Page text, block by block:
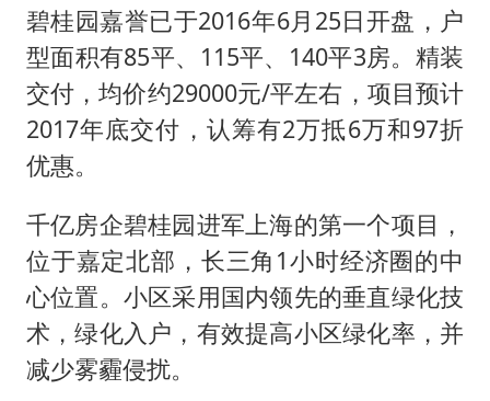
碧桂园嘉誉已于2016年6月25日开盘，户
型面积有85平、115平、140平3房。精装
交付，均价约29000元/平左右，项目预计
2017年底交付，认筹有2万抵6万和97折
优惠。
千亿房企碧桂园进军上海的第一个项目，
位于嘉定北部，长三角1小时经济圈的中
心位置。小区采用国内领先的垂直绿化技
术，绿化入户，有效提高小区绿化率，并
减少雾霾侵扰。